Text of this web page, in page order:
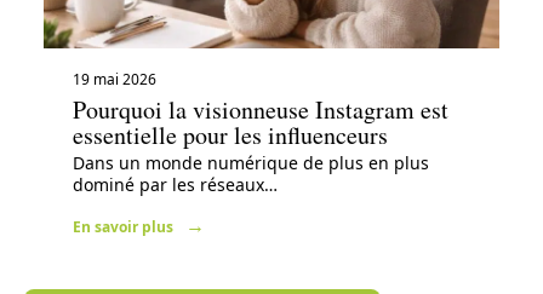
19 mai 2026
Pourquoi la visionneuse Instagram est
essentielle pour les influenceurs
Dans un monde numérique de plus en plus
dominé par les réseaux…
En savoir plus